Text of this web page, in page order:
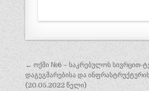
პოსტის
ნავიგაცია
← ოქმი №6 – საკრებულოს სივრცით-
დაგეგმარებისა და
(20.05.2022 წელი)